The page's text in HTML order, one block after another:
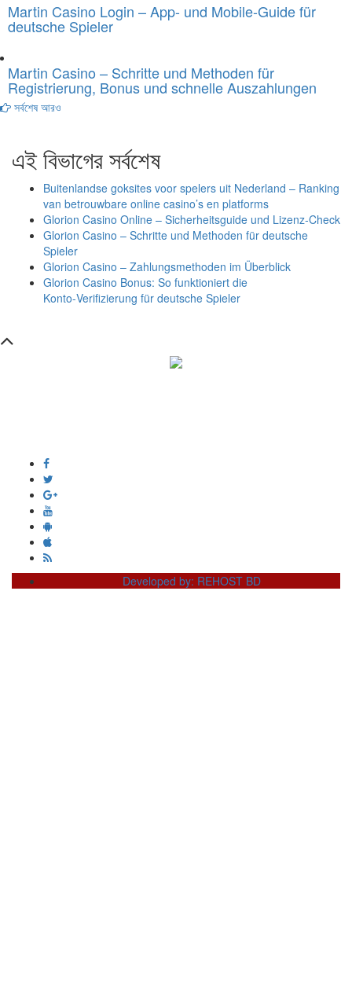
Martin Casino Login – App- und Mobile-Guide für
deutsche Spieler
Martin Casino – Schritte und Methoden für
Registrierung, Bonus und schnelle Auszahlungen
সর্বশেষ আরও
এই বিভাগের সর্বশেষ
Buitenlandse goksites voor spelers uit Nederland – Ranking
van betrouwbare online casino’s en platforms
Glorion Casino Online – Sicherheitsguide und Lizenz‑Check
Glorion Casino – Schritte und Methoden für deutsche
Spieler
Glorion Casino – Zahlungsmethoden im Überblick
Glorion Casino Bonus: So funktioniert die
Konto‑Verifizierung für deutsche Spieler
Developed by: REHOST BD